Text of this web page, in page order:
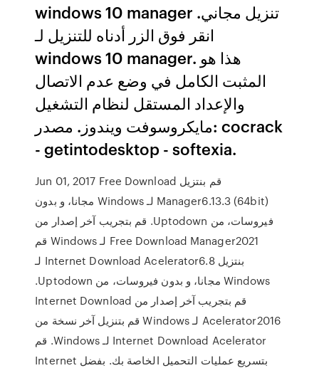
windows 10 manager تنزيل مجاني.
انقر فوق الزر أدناه للتنزيل لـ
windows 10 manager. هذا هو
المثبت الكامل في وضع عدم الاتصال
والإعداد المستقل لنظام التشغيل
مايكروسوفت ويندوز. مصدر: cocrack
- getintodesktop - softexia.
Jun 01, 2017 ‫قم بنتزيل Free Download
Manager6.13.3 (64bit) لـ Windows مجانا، و بدون
فيروسات، من Uptodown. قم بتجريب آخر إصدار من
Free Download Manager2021 لـ Windows ‫قم
بنتزيل Internet Download Acelerator6.8 لـ
Windows مجانا، و بدون فيروسات، من Uptodown.
قم بتجريب آخر إصدار من Internet Download
Acelerator2016 لـ Windows قم بتنزيل آخر نسخة من
Internet Download Acelerator لـ Windows. قم
بتسريع عمليات التحميل الخاصة بك. بفضل Internet